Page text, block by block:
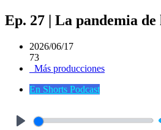
Ep. 27 | La pandemia de
2026/06/17
73
Más producciones
En Shorts Podcast